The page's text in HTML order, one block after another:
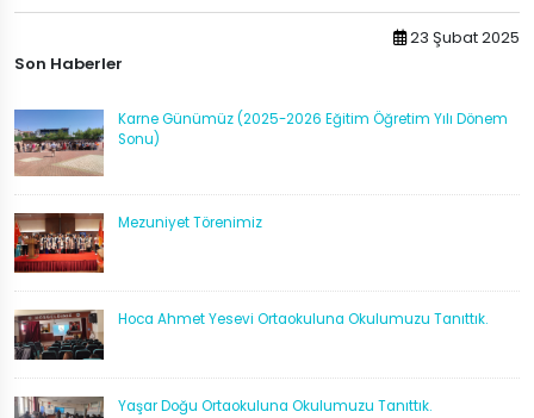
Son Haberler
Karne Günümüz (2025-2026 Eğitim Öğretim Yılı Dönem
Sonu)
Mezuniyet Törenimiz
Hoca Ahmet Yesevi Ortaokuluna Okulumuzu Tanıttık.
Yaşar Doğu Ortaokuluna Okulumuzu Tanıttık.
23 Şubat 2025